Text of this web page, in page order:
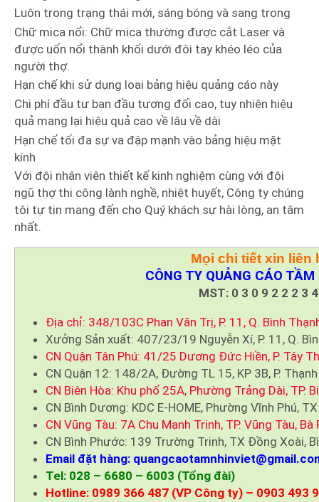
Luôn trong trạng thái mới, sáng bóng và sang trọng
Chữ mica nổi: Chữ mica thường được cắt Laser và
được uốn nổi thành khối dưới đôi tay khéo léo của
người thợ.
Hạn chế khi sử dụng loại bảng hiệu quảng cáo này
Chi phí đầu tư ban đầu tương đối cao, tuy nhiên hiệu
quả mang lại hiệu quả cao về lâu về dài
Hạn chế tối đa sự va đập mạnh vào bảng hiệu mặt
kính
Với đội nhân viên thiết kế kinh nghiệm cùng với đội
ngũ thợ thi công lành nghề, nhiệt huyết, Công ty chúng
tôi tự tin mang đến cho Quý khách sự hài lòng, an tâm
nhất.
Mọi chi tiết xin liên
CÔNG TY QUẢNG CÁO
MST: 0 3 0 9 2 2 2 3
Địa chỉ: 348/103C Phan Văn Trị, P. 11, Q. Bình
Xưởng Sản xuất: 407/23/19 Nguyễn Xí, P. 11, Q.
CN Quận Tân Phú: 41/25 Dương Đức Hiền, P. Tây
CN Quận 12: 148/2A, Đường TL 15, KP 3B, P.
CN Biên Hòa: Khu phố 25A, Phường Trảng Dài, TP.
CN Bình Dương: KDC E-HOME, Phường Vĩnh Phú,
CN Vũng Tàu: 7A Chu Mạnh Trinh, TP. Vũng Tàu, Bà
CN Bình Phước: 139 Trường Trinh, TX Đồng Xoài,
Email đặt hàng:
Tel: 028 – 6680 – 6003 (Tổng đài)
Hotline: 0989 366 487 (VP Công ty) – 0903 493